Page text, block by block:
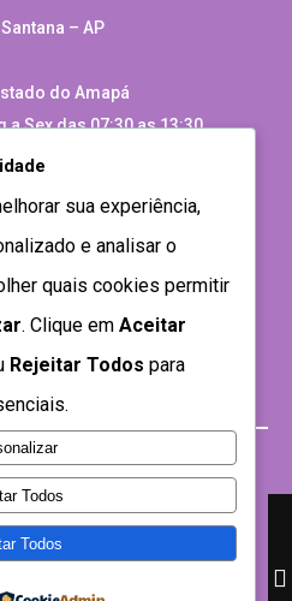
– AP
do Amapá
Sex das 07:30 as 13:30
sua experiência,
e analisar o
quais cookies permitir
. Clique em Aceitar
Rejeitar Todos para
Todos
Todos